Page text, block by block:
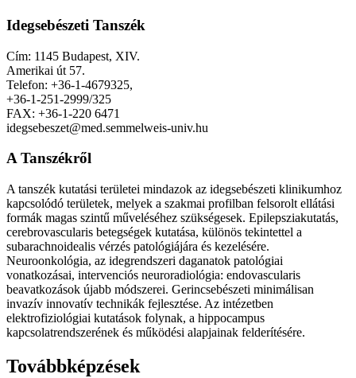
Idegsebészeti Tanszék
Cím: 1145 Budapest, XIV.
Amerikai út 57.
Telefon: +36-1-4679325,
+36-1-251-2999/325
FAX: +36-1-220 6471
idegsebeszet@med.semmelweis-univ.hu
A Tanszékről
A tanszék kutatási területei mindazok az idegsebészeti klinikumhoz
kapcsolódó területek, melyek a szakmai profilban felsorolt ellátási
formák magas szintű műveléséhez szükségesek. Epilepsziakutatás,
cerebrovascularis betegségek kutatása, különös tekintettel a
subarachnoidealis vérzés patológiájára és kezelésére.
Neuroonkológia, az idegrendszeri daganatok patológiai
vonatkozásai, intervenciós neuroradiológia: endovascularis
beavatkozások újabb módszerei. Gerincsebészeti minimálisan
invazív innovatív technikák fejlesztése. Az intézetben
elektrofiziológiai kutatások folynak, a hippocampus
kapcsolatrendszerének és működési alapjainak felderítésére.
Továbbképzések